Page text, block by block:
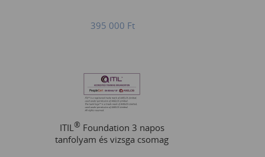
395 000 Ft
ITIL® Foundation 3 napos
tanfolyam és vizsga csomag